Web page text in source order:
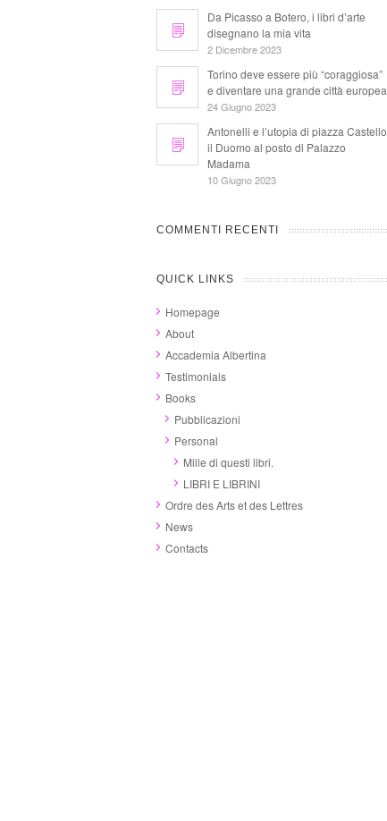
Da Picasso a Botero, i libri d’arte
disegnano la mia vita
2 Dicembre 2023
Torino deve essere più “coraggiosa”
e diventare una grande città europea
24 Giugno 2023
Antonelli e l’utopia di piazza Castello
il Duomo al posto di Palazzo
Madama
10 Giugno 2023
COMMENTI RECENTI
QUICK LINKS
Homepage
About
Accademia Albertina
Testimonials
Books
Pubblicazioni
Personal
Mille di questi libri.
LIBRI E LIBRINI
Ordre des Arts et des Lettres
News
Contacts